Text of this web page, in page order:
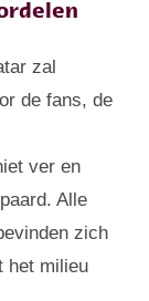
zal
de fans, de
ver en
Alle
zich
het milieu